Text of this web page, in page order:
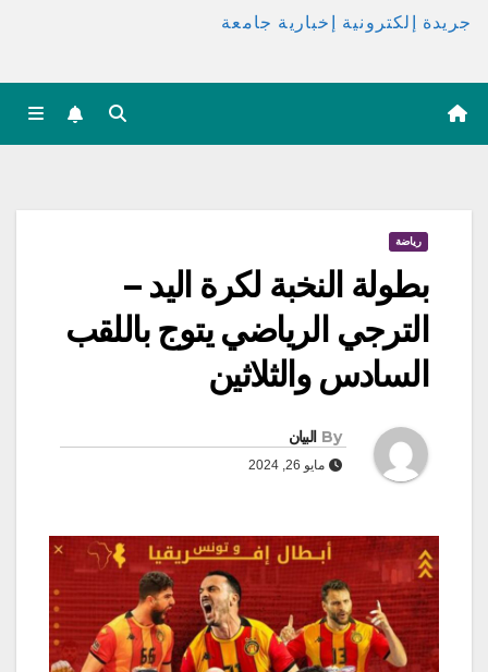
جريدة إلكترونية إخبارية جامعة
رياضة
بطولة النخبة لكرة اليد –
الترجي الرياضي يتوج باللقب
السادس والثلاثين
By البيان
مايو 26, 2024